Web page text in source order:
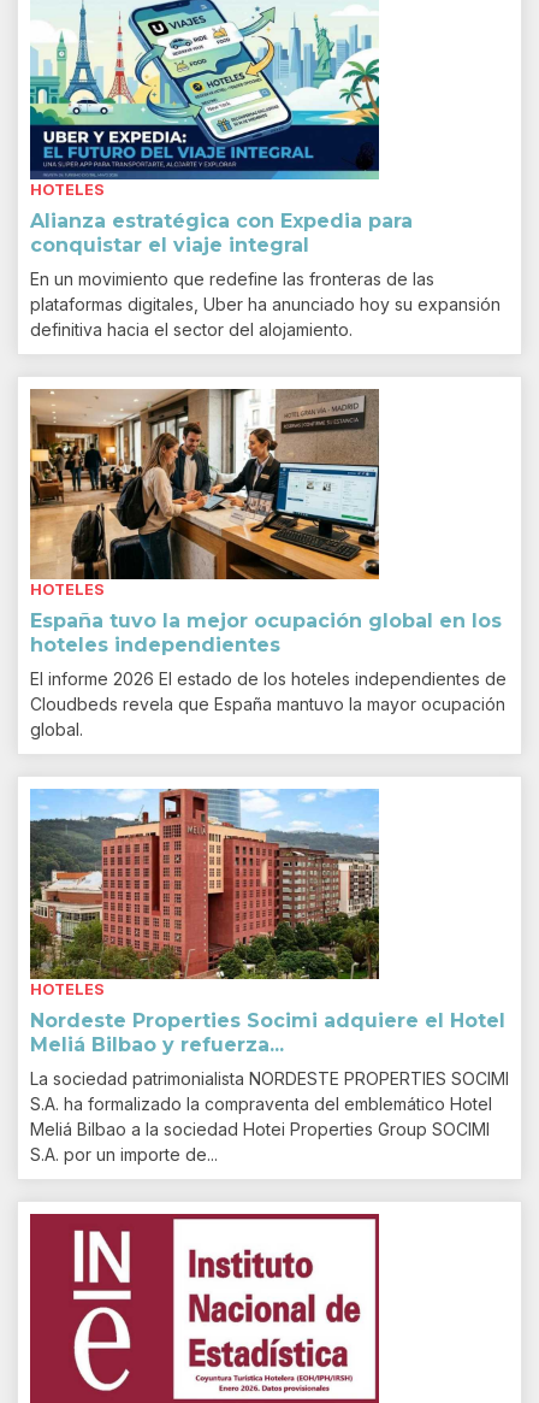
HOTELES
Alianza estratégica con Expedia para
conquistar el viaje integral
En un movimiento que redefine las fronteras de las
plataformas digitales, Uber ha anunciado hoy su expansión
definitiva hacia el sector del alojamiento.
HOTELES
España tuvo la mejor ocupación global en los
hoteles independientes
El informe 2026 El estado de los hoteles independientes de
Cloudbeds revela que España mantuvo la mayor ocupación
global.
HOTELES
Nordeste Properties Socimi adquiere el Hotel
Meliá Bilbao y refuerza...
La sociedad patrimonialista NORDESTE PROPERTIES SOCIMI
S.A. ha formalizado la compraventa del emblemático Hotel
Meliá Bilbao a la sociedad Hotei Properties Group SOCIMI
S.A. por un importe de...